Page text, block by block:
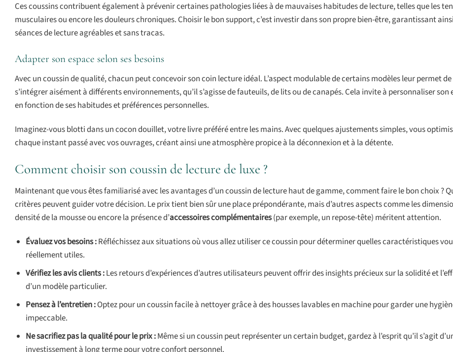
Ces coussins contribuent également à prévenir certaines pathologies liées à de mauvaises habitudes de lecture, telles que les
musculaires ou encore les douleurs chroniques. Choisir le bon support, c’est investir dans son propre bien-être, garantissant
séances de lecture agréables et sans tracas.
Adapter son espace selon ses besoins
Avec un coussin de qualité, chacun peut concevoir son coin lecture idéal. L’aspect modulable de certains modèles leur permet de
s’intégrer aisément à différents environnements, qu’il s’agisse de fauteuils, de lits ou de canapés. Cela invite à personnaliser son
en fonction de ses habitudes et préférences personnelles.
Imaginez-vous blotti dans un cocon douillet, votre livre préféré entre les mains. Avec quelques ajustements simples, vous
chaque instant passé avec vos ouvrages, créant ainsi une atmosphère propice à la déconnexion et à la détente.
Comment choisir son coussin de lecture de luxe ?
Maintenant que vous êtes familiarisé avec les avantages d’un coussin de lecture haut de gamme, comment faire le bon choix ?
critères peuvent guider votre décision. Le prix tient bien sûr une place prépondérante, mais d’autres aspects comme les
densité de la mousse ou encore la présence d’accessoires complémentaires(par exemple, un repose-tête) méritent attention.
Évaluez vos besoins :Réfléchissez aux situations où vous allez utiliser ce coussin pour déterminer quelles caractéristiques
réellement utiles.
Vérifiez les avis clients :Les retours d’expériences d’autres utilisateurs peuvent offrir des insights précieux sur la solidité et
d’un modèle particulier.
Pensez à l’entretien :Optez pour un coussin facile à nettoyer grâce à des housses lavables en machine pour garder une
impeccable.
Ne sacrifiez pas la qualité pour le prix :Même si un coussin peut représenter un certain budget, gardez à l’esprit qu’il s’agit
investissement à long terme pour votre confort personnel.